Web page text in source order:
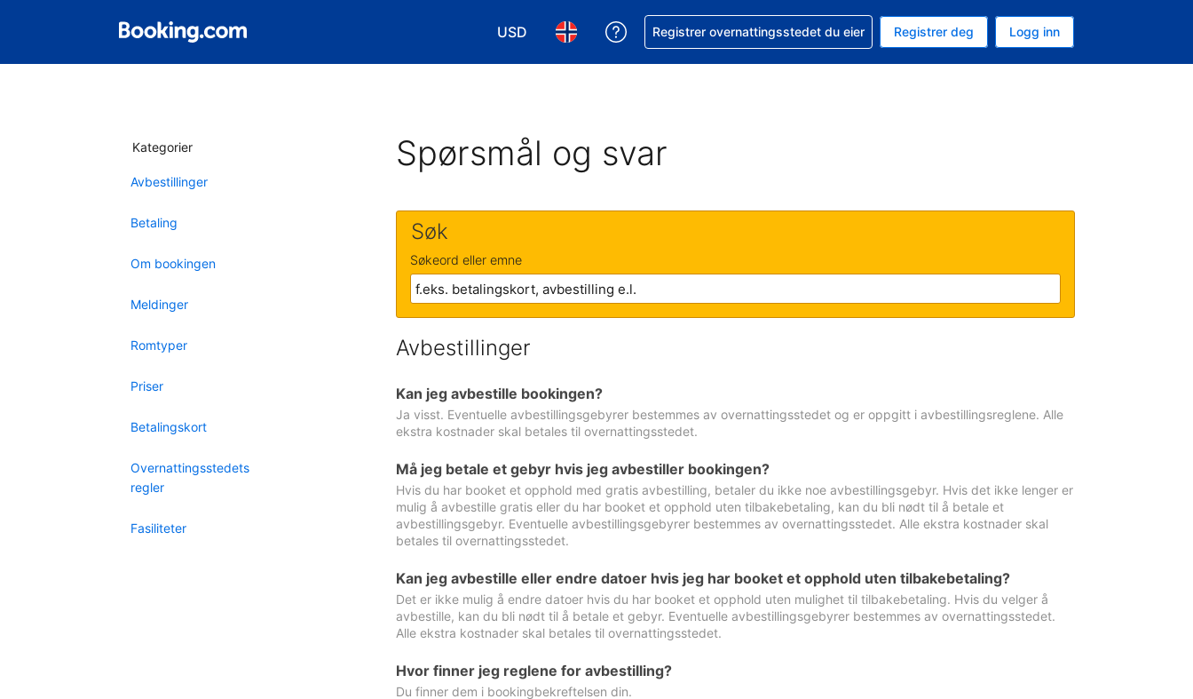
USD
Velg valuta. Du har valgt Amerikansk dollar som valuta
Velg språk. Du har valgt Norsk som språk
Få hjelp med bookingen din
Registrer overnattingsstedet du eier Registrer deg Logg inn
Kategorier
Avbestillinger
Betaling
Om bookingen
Meldinger
Romtyper
Priser
Betalingskort
Overnattingsstedets
regler
Fasiliteter
Spørsmål og svar
Søk
Søkeord eller emne
Avbestillinger
Kan jeg avbestille bookingen?
Ja visst. Eventuelle avbestillingsgebyrer bestemmes av overnattingsstedet og er oppgitt i avbestillingsreglene. Alle
ekstra kostnader skal betales til overnattingsstedet.
Må jeg betale et gebyr hvis jeg avbestiller bookingen?
Hvis du har booket et opphold med gratis avbestilling, betaler du ikke noe avbestillingsgebyr. Hvis det ikke lenger er
mulig å avbestille gratis eller du har booket et opphold uten tilbakebetaling, kan du bli nødt til å betale et
avbestillingsgebyr. Eventuelle avbestillingsgebyrer bestemmes av overnattingsstedet. Alle ekstra kostnader skal
betales til overnattingsstedet.
Kan jeg avbestille eller endre datoer hvis jeg har booket et opphold uten tilbakebetaling?
Det er ikke mulig å endre datoer hvis du har booket et opphold uten mulighet til tilbakebetaling. Hvis du velger å
avbestille, kan du bli nødt til å betale et gebyr. Eventuelle avbestillingsgebyrer bestemmes av overnattingsstedet.
Alle ekstra kostnader skal betales til overnattingsstedet.
Hvor finner jeg reglene for avbestilling?
Du finner dem i bookingbekreftelsen din.